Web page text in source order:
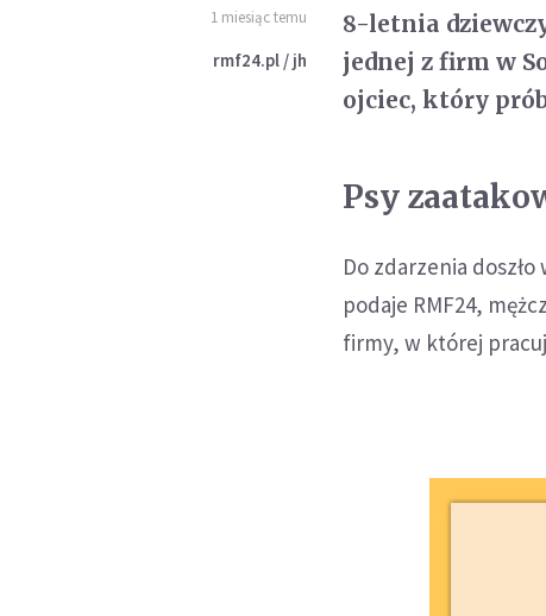
1 miesiąc temu
rmf24.pl / jh
8-letnia
jednej z firm w
ojciec, który
Psy
Do zdarzenia
podaje RMF24,
firmy, w której